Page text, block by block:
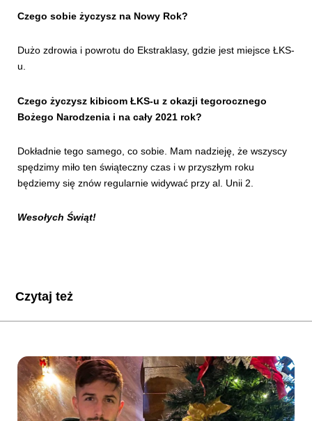
Czego sobie życzysz na Nowy Rok?
Dużo zdrowia i powrotu do Ekstraklasy, gdzie jest miejsce ŁKS-
u.
Czego życzysz kibicom ŁKS-u z okazji tegorocznego
Bożego Narodzenia i na cały 2021 rok?
Dokładnie tego samego, co sobie. Mam nadzieję, że wszyscy
spędzimy miło ten świąteczny czas i w przyszłym roku
będziemy się znów regularnie widywać przy al. Unii 2.
Wesołych Świąt!
Czytaj też